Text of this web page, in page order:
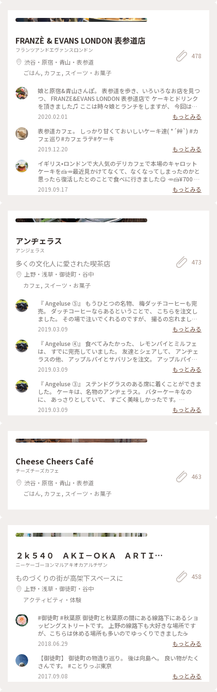
た。 #心は春色#東向島#こぐま#古民家カフェ#東京カフェ#ゆ
FRANZÈ & EVANS LONDON 表参道店
フランツアンドエヴァンスロンドン
渋谷・原宿・青山・表参道
ごはん, カフェ, スイーツ・お菓子
478
娘と原宿&青山さんぽ。 表参道を歩き、いろいろなお店を見つ
つ、 FRANZE&EVANS LONDON 表参道店で ケーキとドリンク
を頂きました♫ ここは時々娘とランチをしますが、 今回はケ
ーキを、私はビーツのカフェラテと一緒に♡ どのケーキもと
ってもかわいくて 美味しそうで迷いました。 私は今回パンプ
ディングのケーキで、 あたたかくて美味しかったです(o^^o)
居心地が良くホッとひと息。 パンプディングとカフェラテで
ゆっくりあたたまりました(^-^) #franzeandevanslondon #表
参道 #神宮前 #東京 #冬のおでかけ #わたしの街 #ケーキ #カフ
ェラテ #ビーツ #ラテアート #カフェ #青山
2020.02.01
もっとみる
表参道カフェ。 しっかり甘くておいしいケーキ達( *´艸`) #カ
フェ巡り#カフェラテ#ケーキ
2019.12.20
もっとみる
イギリス•ロンドンで大人気のデリカフェで本場のキャロット
ケーキを🍰🥕最近見かけてなくて、なくなってしまったのかと
思ったら復活したとのことで食べに行きました😋 🥕🍰¥700 #
フランツアンドエヴァンス #キャロットケーキ #表参道
2019.09.17 もっとみる
アンヂェラス
アンジェラス
多くの文化人に愛された喫茶店
上野・浅草・御徒町・谷中
カフェ, スイーツ・お菓子
473
『 Angeluse ⑤』 もうひとつの名物、 梅ダッチコーヒーも完
売。 ダッチコーヒーならあるということで、 こちらを注文し
ました。 その場で注いでくれるのですが、 撮るの忘れました
😅 美味しくいただきました。 最初で最後の訪問になりました
が、 本当に行くことが出来てよかったです。 #angeluse#アン
ヂェラス#浅草カフェ#ダッチコーヒー
2019.03.09
もっとみる
『 Angeluse ④』 食べてみたかった、 レモンパイとミルフェ
は、 すでに完売していました。 友達とシェアして、 アンヂェ
ラスの他、 アップルパイとサバリンを注文。 アップルパイ
は、みっちり。 サバリンは、しみしみでした。 #angeluse#ア
ンヂェラス#浅草カフェ#ケーキ#アップルパイ#サバリン
2019.03.09
もっとみる
『 Angeluse ③』 ステンドグラスのある席に着くことができま
した。 ケーキは、名物のアンヂェラス。 バターケーキなの
に、 あっさりとしていて、 すごく美味しかったです。
#angeluse#アンヂェラス#浅草カフェ#ケーキ#おやつ
2019.03.09 もっとみる
Cheese Cheers Café
チーズチーズカフェ
渋谷・原宿・青山・表参道
ごはん, カフェ, スイーツ・お菓子
463
２ｋ５４０ ＡＫＩ－ＯＫＡ ＡＲＴＩＳ
ＡＮ
ニーケーゴーヨンマルアキオカアルチザン
ものづくりの街が高架下スペースに
上野・浅草・御徒町・谷中
アクティビティ・体験
458
#御徒町 #秋葉原 御徒町と秋葉原の間にある線路下にあるショ
ッピングストリートです。 上野の線路下も大好きな場所です
が、こちらは休める場所も多いのでゆっくりできました☕️
2018.06.29
もっとみる
【御徒町】 御徒町の物造り巡り。 後は向島へ。 良い物がたく
さんです。 #ことりっぷ東京
2017.09.08
もっとみる